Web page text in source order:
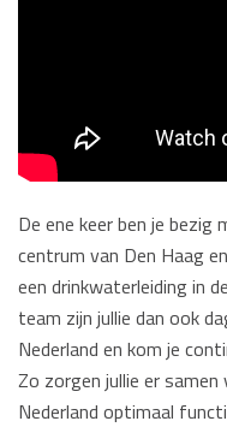
De ene keer ben je
centrum van Den Haag
een drinkwaterleiding in
team zijn jullie dan ook
Nederland en kom je
Zo zorgen jullie er
Nederland optimaal